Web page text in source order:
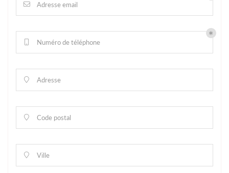
 Adresse email
Numéro de téléphone
 Adresse
 Code postal
 Ville